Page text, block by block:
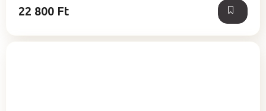
22 800 Ft